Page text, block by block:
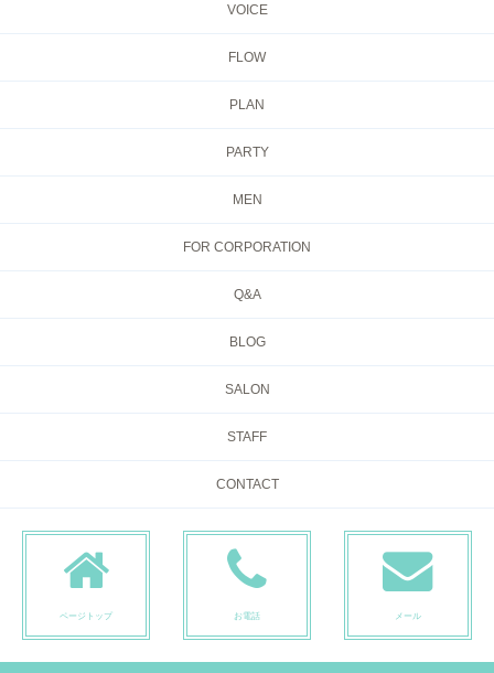
VOICE
FLOW
PLAN
PARTY
MEN
FOR CORPORATION
Q&A
BLOG
SALON
STAFF
CONTACT
ページトップ お電話 メール